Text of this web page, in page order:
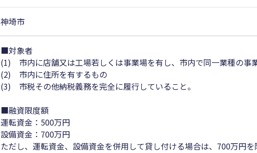
神埼市
■対象者
(1) 市内に店舗又は工場若しくは事業場を有し、市内で同一業種の事
(2) 市内に住所を有するもの
(3) 市税その他納税義務を完全に履行していること。
■融資限度額
運転資金：500万円
設備資金：700万円
ただし、運転資金、設備資金を併用して貸し付ける場合は、700万円を